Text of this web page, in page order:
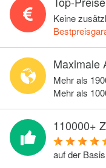
Keine
Maximale
Mehr als
Mehr als
110000+
auf der